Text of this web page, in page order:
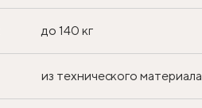
до 140 кг
из технического материала